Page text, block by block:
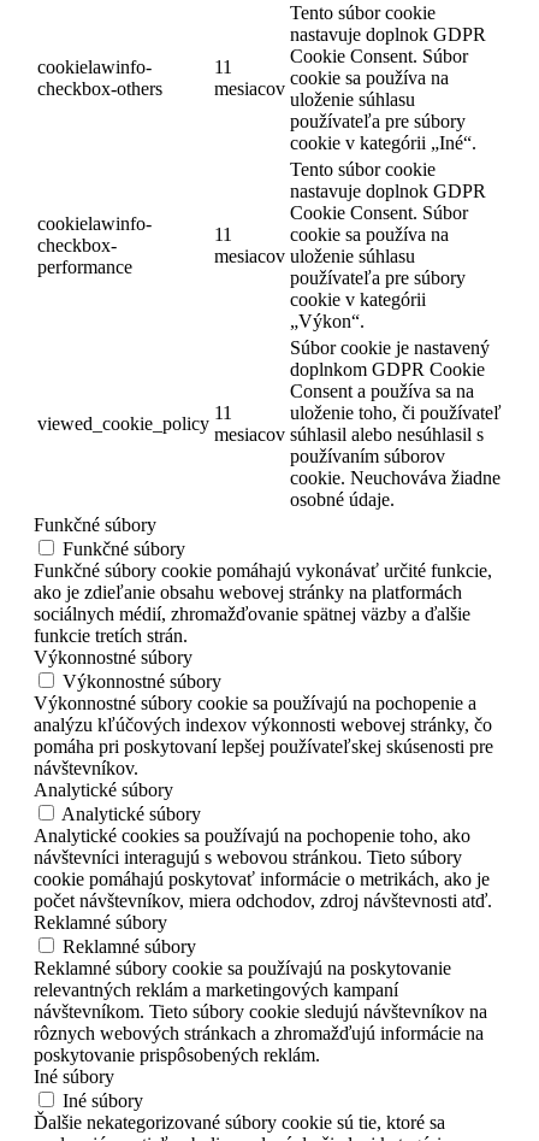
cookielawinfo-
checkbox-others
11
mesiacov
Tento súbor cookie
nastavuje doplnok GDPR
Cookie Consent. Súbor
cookie sa používa na
uloženie súhlasu
používateľa pre súbory
cookie v kategórii „Iné“.
cookielawinfo-
checkbox-
performance
11
mesiacov
Tento súbor cookie
nastavuje doplnok GDPR
Cookie Consent. Súbor
cookie sa používa na
uloženie súhlasu
používateľa pre súbory
cookie v kategórii
„Výkon“.
viewed_cookie_policy
11
mesiacov
Súbor cookie je nastavený
doplnkom GDPR Cookie
Consent a používa sa na
uloženie toho, či používateľ
súhlasil alebo nesúhlasil s
používaním súborov
cookie. Neuchováva žiadne
osobné údaje.
Funkčné súbory
Funkčné súbory
Funkčné súbory cookie pomáhajú vykonávať určité funkcie,
ako je zdieľanie obsahu webovej stránky na platformách
sociálnych médií, zhromažďovanie spätnej väzby a ďalšie
funkcie tretích strán.
Výkonnostné súbory
Výkonnostné súbory
Výkonnostné súbory cookie sa používajú na pochopenie a
analýzu kľúčových indexov výkonnosti webovej stránky, čo
pomáha pri poskytovaní lepšej používateľskej skúsenosti pre
návštevníkov.
Analytické súbory
Analytické súbory
Analytické cookies sa používajú na pochopenie toho, ako
návštevníci interagujú s webovou stránkou. Tieto súbory
cookie pomáhajú poskytovať informácie o metrikách, ako je
počet návštevníkov, miera odchodov, zdroj návštevnosti atď.
Reklamné súbory
Reklamné súbory
Reklamné súbory cookie sa používajú na poskytovanie
relevantných reklám a marketingových kampaní
návštevníkom. Tieto súbory cookie sledujú návštevníkov na
rôznych webových stránkach a zhromažďujú informácie na
poskytovanie prispôsobených reklám.
Iné súbory
Iné súbory
Ďalšie nekategorizované súbory cookie sú tie, ktoré sa